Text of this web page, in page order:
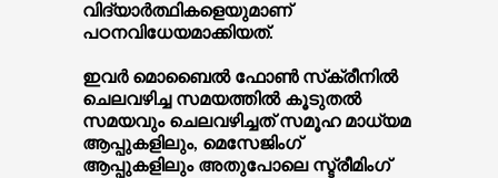
വിദ്യാര്‍ത്ഥികളെയുമാണ്
പഠനവിധേയമാക്കിയത്.
ഇവര്‍ മൊബൈല്‍ ഫോണ്‍ സ്‌ക്രീനില്‍
ചെലവഴിച്ച സമയത്തില്‍ കൂടുതല്‍
സമയവും ചെലവഴിച്ചത് സമൂഹ മാധ്യമ
ആപ്പുകളിലും, മെസേജിംഗ്
ആപ്പുകളിലും അതുപോലെ സ്ട്രീമിംഗ്